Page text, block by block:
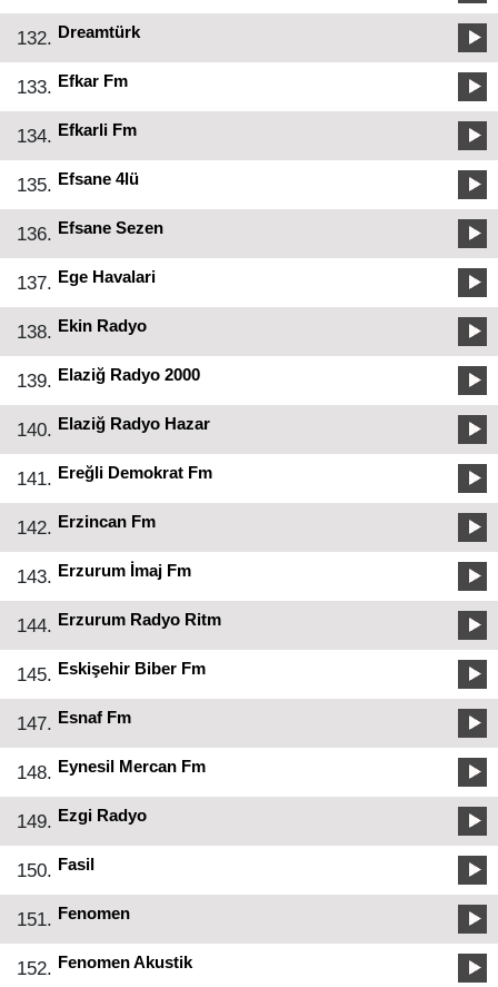
132. Dreamtürk
133. Efkar Fm
134. Efkarli Fm
135. Efsane 4lü
136. Efsane Sezen
137. Ege Havalari
138. Ekin Radyo
139. Elaziğ Radyo 2000
140. Elaziğ Radyo Hazar
141. Ereğli Demokrat Fm
142. Erzincan Fm
143. Erzurum İmaj Fm
144. Erzurum Radyo Ritm
145. Eskişehir Biber Fm
147. Esnaf Fm
148. Eynesil Mercan Fm
149. Ezgi Radyo
150. Fasil
151. Fenomen
152. Fenomen Akustik